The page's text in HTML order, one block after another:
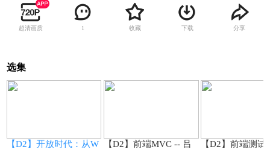
超清画质 1 收藏 下载 分享
选集
【D2】开放时代：从W
【D2】前端MVC -- 吕
【D2】前端测试